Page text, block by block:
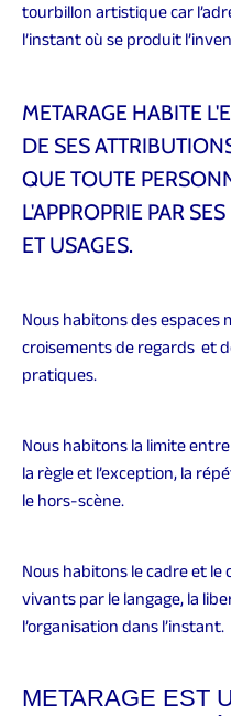
tourbillon artistique car
l’instant où se produit
METARAGE HABITE
DE SES
QUE TOUTE
L'APPROPRIE PAR
ET USAGES.
Nous habitons des espaces
croisements de regards et
pratiques.
Nous habitons la limite
la règle et l’exception, la
le hors-scène.
Nous habitons le cadre et
vivants par le langage, la
l’organisation dans l’instant.
METARAGE EST